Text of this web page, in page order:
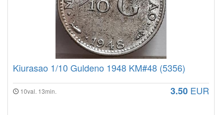
Kiurasao 1/10 Guldeno 1948 KM#48 (5356)
10val. 13min. 3.50 EUR